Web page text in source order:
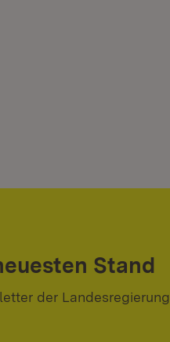
Stand
der Landesregierung.